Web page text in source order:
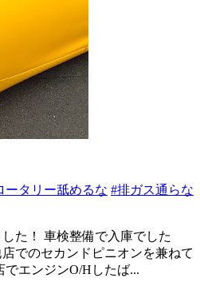
ータリー舐めるな #排ガス通らな
た！ 車検整備で入庫でした
でのセカンドピニオンを兼ねて
エンジンO/Hしたば...